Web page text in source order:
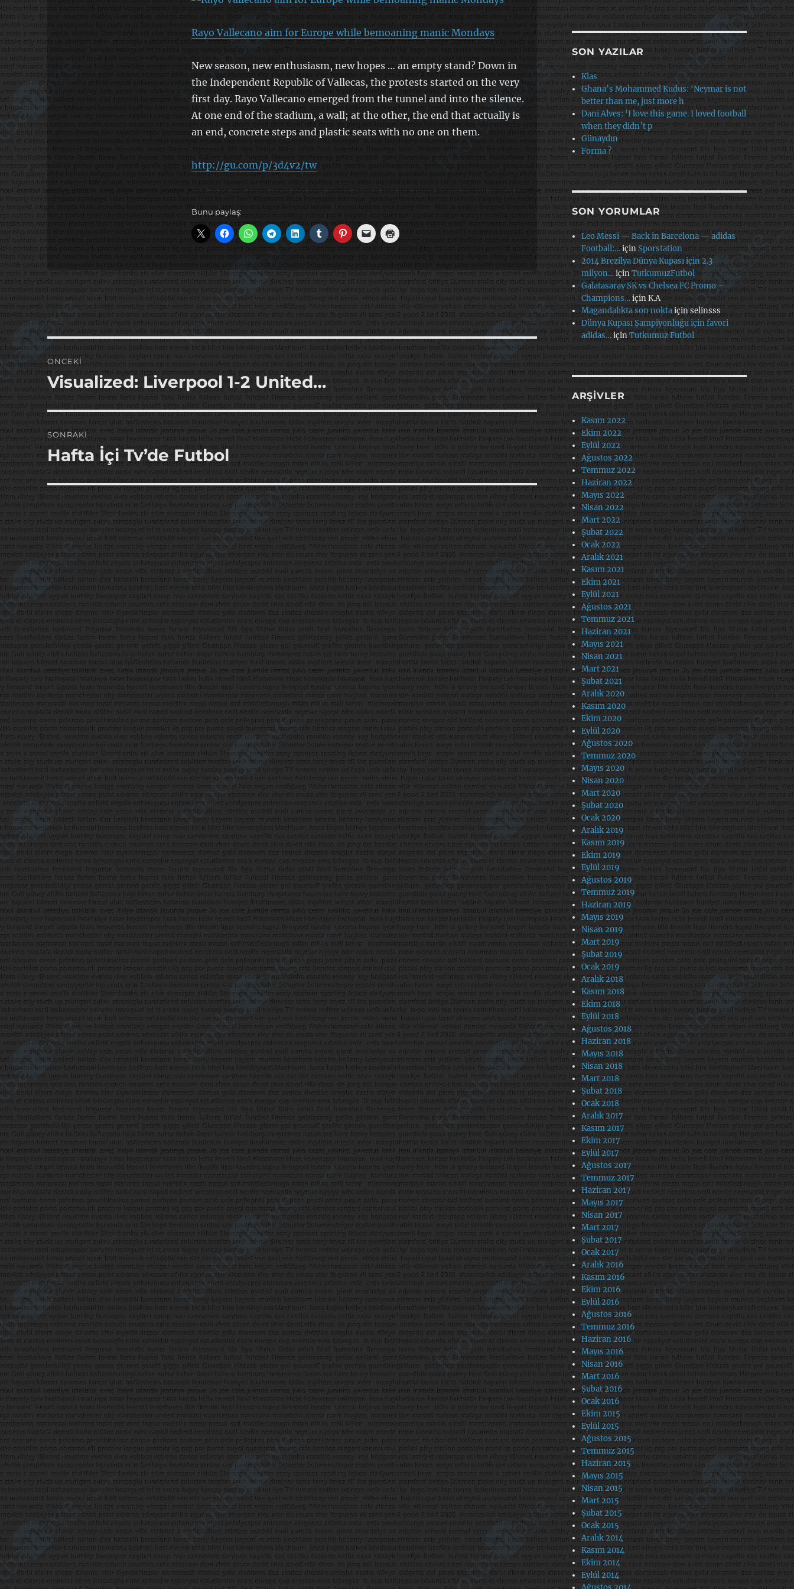
Rayo Vallecano aim for Europe while bemoaning manic Mondays
New season, new enthusiasm, new hopes … an empty stand? Down in
the Independent Republic of Vallecas, the protests started on the very
first day. Rayo Vallecano emerged from the tunnel and into the silence.
At one end of the stadium, a wall; at the other, the end that actually is
an end, concrete steps and plastic seats with no one on them.
http://gu.com/p/3d4v2/tw
Bunu paylaş:
Yazı
gezinmesi
ÖNCEKI
Önceki
yazı:
Visualized: Liverpool 1-2 United…
SONRAKI
Sonraki
yazı:
Hafta İçi Tv’de Futbol
SON YAZILAR
Klas
Ghana’s Mohammed Kudus: ‘Neymar is not
better than me, just more h
Dani Alves: ‘I love this game. I loved football
when they didn’t p
Günaydın
Forma ?
SON YORUMLAR
Leo Messi — Back in Barcelona — adidas
Football:…içinSporstation
2014 Brezilya Dünya Kupası için 2.3
milyon…içinTutkumuzFutbol
Galatasaray SK vs Chelsea FC Promo –
Champions…içinK.A
Magandalıkta son noktaiçinselinsss
Dünya Kupası Şampiyonluğu için favori
adidas…içinTutkumuz Futbol
ARŞIVLER
Kasım 2022
Ekim 2022
Eylül 2022
Ağustos 2022
Temmuz 2022
Haziran 2022
Mayıs 2022
Nisan 2022
Mart 2022
Şubat 2022
Ocak 2022
Aralık 2021
Kasım 2021
Ekim 2021
Eylül 2021
Ağustos 2021
Temmuz 2021
Haziran 2021
Mayıs 2021
Nisan 2021
Mart 2021
Şubat 2021
Aralık 2020
Kasım 2020
Ekim 2020
Eylül 2020
Ağustos 2020
Temmuz 2020
Mayıs 2020
Nisan 2020
Mart 2020
Şubat 2020
Ocak 2020
Aralık 2019
Kasım 2019
Ekim 2019
Eylül 2019
Ağustos 2019
Temmuz 2019
Haziran 2019
Mayıs 2019
Nisan 2019
Mart 2019
Şubat 2019
Ocak 2019
Aralık 2018
Kasım 2018
Ekim 2018
Eylül 2018
Ağustos 2018
Haziran 2018
Mayıs 2018
Nisan 2018
Mart 2018
Şubat 2018
Ocak 2018
Aralık 2017
Kasım 2017
Ekim 2017
Eylül 2017
Ağustos 2017
Temmuz 2017
Haziran 2017
Mayıs 2017
Nisan 2017
Mart 2017
Şubat 2017
Ocak 2017
Aralık 2016
Kasım 2016
Ekim 2016
Eylül 2016
Ağustos 2016
Temmuz 2016
Haziran 2016
Mayıs 2016
Nisan 2016
Mart 2016
Şubat 2016
Ocak 2016
Ekim 2015
Eylül 2015
Ağustos 2015
Temmuz 2015
Haziran 2015
Mayıs 2015
Nisan 2015
Mart 2015
Şubat 2015
Ocak 2015
Aralık 2014
Kasım 2014
Ekim 2014
Eylül 2014